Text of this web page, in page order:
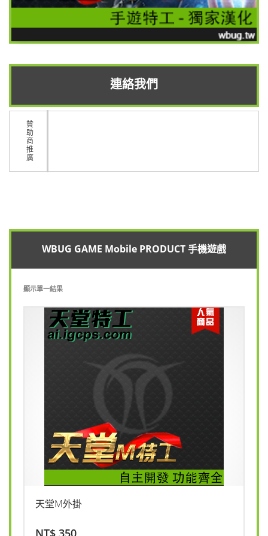
連絡我們
贊
助
商
推
廣
WBUG GAME Mobile PRODUCT 手機遊戲
顯示單一結果
天堂M外掛
NT$ 350